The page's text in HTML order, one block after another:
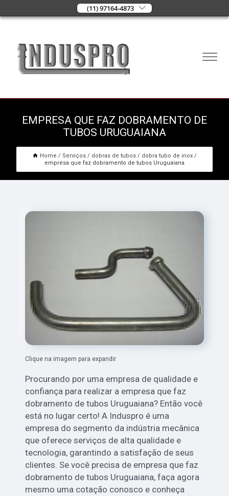
(11) 97164-4873
EMPRESA QUE FAZ DOBRAMENTO DE
TUBOS URUGUAIANA
Home Serviços dobras de tubos
dobra tubo de inox
empresa que faz dobramento de tubos Uruguaiana
Clique na imagem para expandir
Procurando por uma empresa de qualidade e
confiança para realizar a empresa que faz
dobramento de tubos Uruguaiana? Então você
está no lugar certo! A Induspro é uma
empresa do segmento da indústria mecânica
que oferece serviços de alta qualidade e
tecnologia, garantindo a satisfação de seus
clientes. Se você precisa de empresa que faz
dobramento de tubos Uruguaiana, faça agora
mesmo uma cotação conosco e conheça